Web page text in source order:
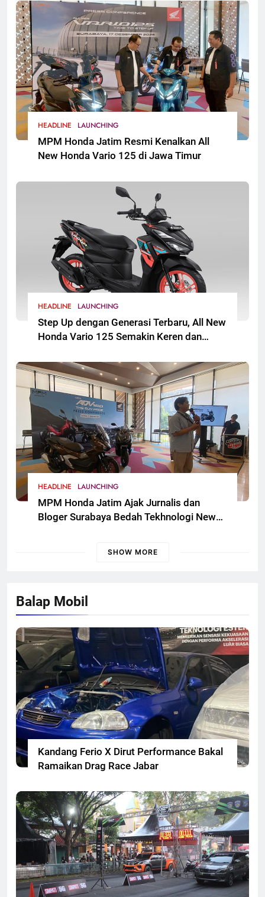
HEADLINE LAUNCHING
MPM Honda Jatim Resmi Kenalkan All
New Honda Vario 125 di Jawa Timur
HEADLINE LAUNCHING
Step Up dengan Generasi Terbaru, All New
Honda Vario 125 Semakin Keren dan
Jawa Timur
HEADLINE LAUNCHING
MPM Honda Jatim Ajak Jurnalis dan
Bloger Surabaya Bedah Tekhnologi New
SHOW MORE
Balap Mobil
Kandang Ferio X Dirut Performance Bakal
Ramaikan Drag Race Jabar